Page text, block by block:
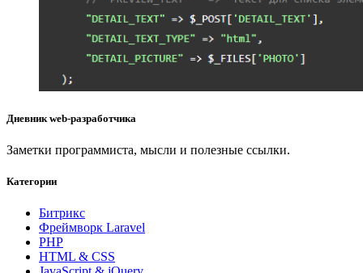
Дневник web-разработчика
Заметки программиста, мысли и полезные ссылки.
Категории
Битрикс
Фреймворк Laravel
PHP
HTML & CSS